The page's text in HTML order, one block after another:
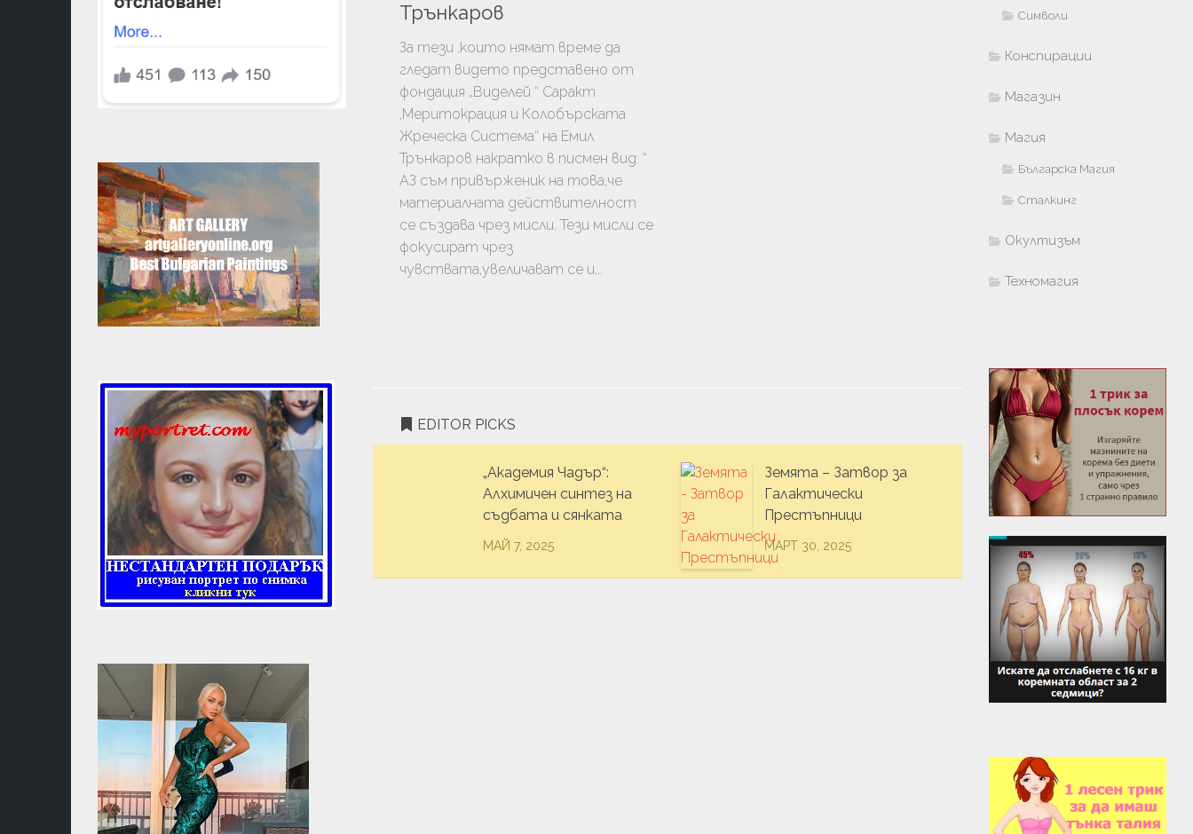
МЕДИТАЦИЯ
АСТРОЛОГИЯ
НУМЕРОЛОГИЯ
МАСОНСТВО
Трънкаров
За тези ,които нямат време да
гледат видето представено от
фондация „Виделей “ Саракт
,Меритокрация и Колобърската
Жреческа Система“ на Емил
Трънкаров накратко в писмен вид: “
АЗ съм привърженик на това,че
материалната действителност
се създава чрез мисли. Тези мисли се
фокусират чрез
чувствата,увеличават се и...
EDITOR PICKS
„Академия Чадър“:
Алхимичен синтез на
съдбата и сянката
МАЙ 7, 2025
Земята – Затвор за
Галактически
Престъпници
МАРТ 30, 2025
Символи
Конспирации
Магазин
Магия
Българска Магия
Сталкинг
Окултизъм
Техномагия